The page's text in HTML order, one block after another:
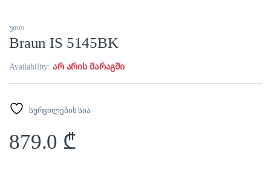
უთო
Braun IS 5145BK
Availability:არ არის მარაგში
სურვილების სია
879.0 ₾